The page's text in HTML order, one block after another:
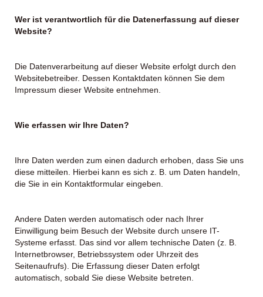
Wer ist verantwortlich für die Datenerfassung auf dieser
Website?
Die Datenverarbeitung auf dieser Website erfolgt durch den
Websitebetreiber. Dessen Kontaktdaten können Sie dem
Impressum dieser Website entnehmen.
Wie erfassen wir Ihre Daten?
Ihre Daten werden zum einen dadurch erhoben, dass Sie uns
diese mitteilen. Hierbei kann es sich z. B. um Daten handeln,
die Sie in ein Kontaktformular eingeben.
Andere Daten werden automatisch oder nach Ihrer
Einwilligung beim Besuch der Website durch unsere IT-
Systeme erfasst. Das sind vor allem technische Daten (z. B.
Internetbrowser, Betriebssystem oder Uhrzeit des
Seitenaufrufs). Die Erfassung dieser Daten erfolgt
automatisch, sobald Sie diese Website betreten.